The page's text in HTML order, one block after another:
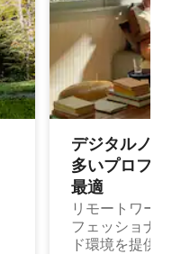
デジタルノ
多⁠いプ⁠ロ⁠フ⁠
最⁠適
リモートワー
フェッショナ
ド環境を提供